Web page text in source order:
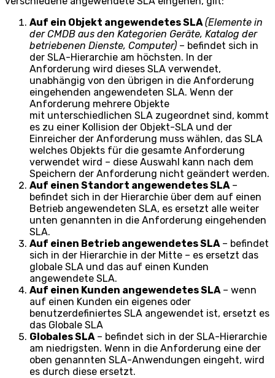
Auf ein Objekt angewendetes SLA (Elemente in
der CMDB aus den Kategorien Geräte, Katalog der
betriebenen Dienste, Computer) – befindet sich in
der SLA-Hierarchie am höchsten. In der
Anforderung wird dieses SLA verwendet,
unabhängig von den übrigen in die Anforderung
eingehenden angewendeten SLA. Wenn der
Anforderung mehrere Objekte
mit unterschiedlichen SLA zugeordnet sind, kommt
es zu einer Kollision der Objekt-SLA und der
Einreicher der Anforderung muss wählen, das SLA
welches Objekts für die gesamte Anforderung
verwendet wird – diese Auswahl kann nach dem
Speichern der Anforderung nicht geändert werden.
Auf einen Standort angewendetes SLA –
befindet sich in der Hierarchie über dem auf einen
Betrieb angewendeten SLA, es ersetzt alle weiter
unten genannten in die Anforderung eingehenden
SLA.
Auf einen Betrieb angewendetes SLA – befindet
sich in der Hierarchie in der Mitte – es ersetzt das
globale SLA und das auf einen Kunden
angewendete SLA.
Auf einen Kunden angewendetes SLA – wenn
auf einen Kunden ein eigenes oder
benutzerdefiniertes SLA angewendet ist, ersetzt es
das Globale SLA
Globales SLA – befindet sich in der SLA-Hierarchie
am niedrigsten. Wenn in die Anforderung eine der
oben genannten SLA-Anwendungen eingeht, wird
es durch diese ersetzt.